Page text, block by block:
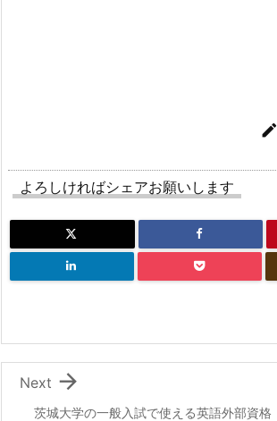

よろしければシェアお願いします
茨城大学の一般入試で使える英語外部資格

Next